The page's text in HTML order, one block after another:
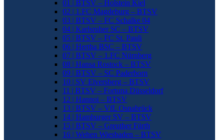
01 | BTSV – Holstein Kiel
02 | 1.FC Magdeburg – BTSV
03 | BTSV – FC Schalke 04
04 | Karlsruher SC – BTSV
05 | BTSV – FC St. Pauli
06 | Hertha BSC – BTSV
07 | BTSV – 1.FC Nürnberg
08 | Hansa Rostock – BTSV
09 | BTSV – SC Paderborn
10 | SV Elversberg – BTSV
11 | BTSV – Fortuna Düsseldorf
12 | Hannoi – BTSV
13 | BTSV – VfL Osnabrück
14 | Hamburger SV – BTSV
15 | BTSV – Greuther Fürth
16 | Wehen Wiesbaden – BTSV